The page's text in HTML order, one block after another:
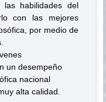
las habilidades del
con las mejores
por medio de
un desempeño
nacional
alta calidad.